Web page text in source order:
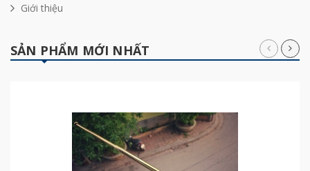
Giới thiệu
SẢN PHẨM MỚI NHẤT